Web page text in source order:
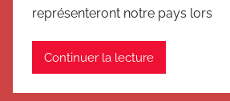
Suissereprésenteront notre pays lors
Continuer la lecture